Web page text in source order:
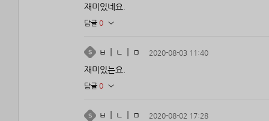
재미있네요.
답글 0
ㅂㅣㄴㅣㅁ 2020-08-03 11:40
재미있는요.
답글 0
ㅂㅣㄴㅣㅁ 2020-08-02 17:28